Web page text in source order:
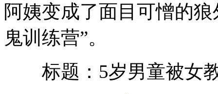
韩国"罗老"号箭在弦上即将发射
阿姨变成了面目可憎的
鬼训练营”。
标题：5岁男童被女教